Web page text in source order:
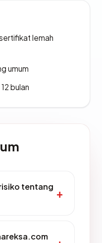
lemah
umum
bulan
tentang